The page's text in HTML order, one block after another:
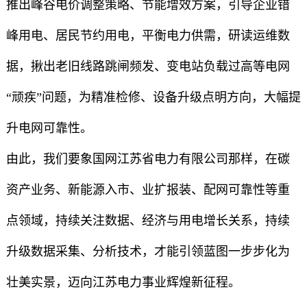
推出峰谷电价调整策略、节能增效方案，引导企业错
峰用电、居民节约用电，平衡电力供需，研读运维数
据，揪出老旧线路跳闸频发、变电站负载过高等电网
“顽疾”问题，为精准检修、设备升级点明方向，大幅提
升电网可靠性。
由此，我们要象国网江苏省电力有限公司那样，在碳
资产业务、新能源入市、业扩报装、配网可靠性等重
点领域，持续关注数据、经济与用电增长关系，持续
升级数据采集、分析技术，才能引领蓝图一步步化为
壮美实景，迈向江苏电力事业辉煌新征程。